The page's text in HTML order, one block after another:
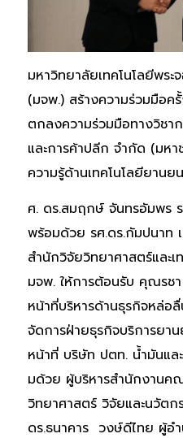
มหาวิทยาลัยเทคโนโลยีพระ
(มจพ.) สร้างความร่วมมือ
ตกลงความร่วมมือทางวิช
และการค้าปลีก จำกัด (มห
ความรู้ด้านเทคโนโลยียานย
ศ. ดร.สมฤกษ์ จันทรอัมพร
พร้อมด้วย รศ.ดร.กัมปนาท
สำนักวิจัยวิทยาศาสตร์และ
มจพ. ให้การต้อนรับ คุณรชา
หน้าที่บริหารด้านธุรกิจหล่
จัดการฝ่ายธุรกิจบริการยา
หน้าที่ บริษัท ปตท. น้ำมันแล
มด้วย ผู้บริหารสำนักงานค
วิทยาศาสตร์ วิจัยและนวัตก
ดร.ธนาคาร วงษ์ดีไทย ผู้อ